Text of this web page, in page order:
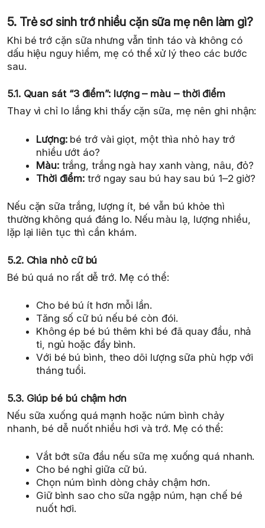
5. Trẻ sơ sinh trớ nhiều cặn sữa mẹ nên làm gì?
Khi bé trớ cặn sữa nhưng vẫn tỉnh táo và không có
dấu hiệu nguy hiểm, mẹ có thể xử lý theo các bước
sau.
5.1. Quan sát “3 điểm”: lượng – màu – thời điểm
Thay vì chỉ lo lắng khi thấy cặn sữa, mẹ nên ghi nhận:
Lượng:bé trớ vài giọt, một thìa nhỏ hay trớ
nhiều ướt áo?
Màu:trắng, trắng ngà hay xanh vàng, nâu, đỏ?
Thời điểm: trớ ngay sau bú hay sau bú 1–2 giờ?
Nếu cặn sữa trắng, lượng ít, bé vẫn bú khỏe thì
thường không quá đáng lo. Nếu màu lạ, lượng nhiều,
lặp lại liên tục thì cần khám.
5.2. Chia nhỏ cữ bú
Bé bú quá no rất dễ trớ. Mẹ có thể:
Cho bé bú ít hơn mỗi lần.
Tăng số cữ bú nếu bé còn đói.
Không ép bé bú thêm khi bé đã quay đầu, nhả
ti, ngủ hoặc đẩy bình.
Với bé bú bình, theo dõi lượng sữa phù hợp với
tháng tuổi.
5.3. Giúp bé bú chậm hơn
Nếu sữa xuống quá mạnh hoặc núm bình chảy
nhanh, bé dễ nuốt nhiều hơi và trớ. Mẹ có thể:
Vắt bớt sữa đầu nếu sữa mẹ xuống quá nhanh.
Cho bé nghỉ giữa cữ bú.
Chọn núm bình dòng chảy chậm hơn.
Giữ bình sao cho sữa ngập núm, hạn chế bé
nuốt hơi.